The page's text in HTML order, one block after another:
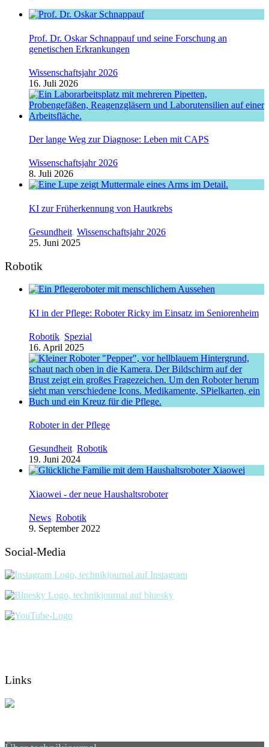
Prof. Dr. Oskar Schnappauf und seine Forschung an
genetischen Erkrankungen
Wissenschaftsjahr 2026
16. Juli 2026
Der lange Weg zur Diagnose: Leben mit CAPS
Wissenschaftsjahr 2026
8. Juli 2026
KI zur Früherkennung von Hautkrebs
Gesundheit, Wissenschaftsjahr 2026
25. Juni 2025
Robotik
KI in der Pflege: Roboter Ricky im Einsatz im Seniorenheim
Robotik, Spezial
16. April 2025
Roboter in der Pflege
Gesundheit, Robotik
19. Juni 2024
Xiaowei - der neue Haushaltsroboter
News, Robotik
9. September 2022
Social-Media
Links